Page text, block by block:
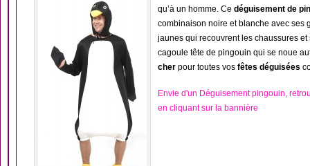
qu’à un homme. Ce déguisement de
combinaison noire et blanche avec ses
jaunes qui recouvrent les chaussures
cagoule tête de pingouin qui se noue
cher pour toutes vos fêtes déguisées
Envie d'un Déguisement pingouin,
en cliquant sur la bannière